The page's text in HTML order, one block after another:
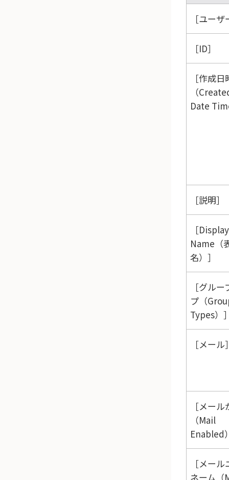
ユーザ
ID
作成日
（
Date
説明
Display
Name（
名）
グルー
プ（
Types）
メール
メール
（Mail
Enabled
メール
ネーム（